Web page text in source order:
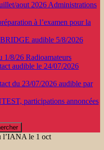
aout 2026 Administrations
à l’examen pour la
audible 5/8/2026
1/8/26 Radioamateurs
audible le 24/07/2026
du 23/07/2026 audible par
participations annoncées
l’IANA le 1 oct